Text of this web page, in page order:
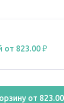
от 823.00 ₽
от